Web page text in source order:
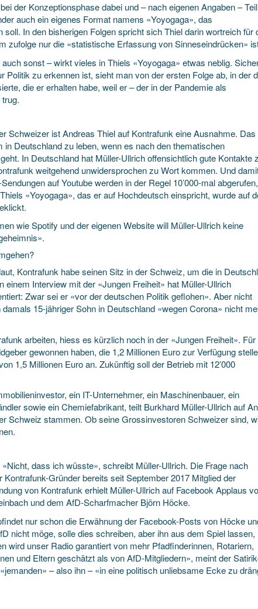
der Konzeptionsphase dabei und – nach eigenen Angaben –
auch ein eigenes Format namens «Yoyogaga», das
In den bisherigen Folgen spricht sich Thiel darin wortreich für
zufolge nur die «statistische Erfassung von Sinneseindrücken»
sonst – wirkt vieles in Thiels «Yoyogaga» etwas neblig.
Politik zu erkennen ist, sieht man von der ersten Folge ab, in der
die er erhalten habe, weil er – der in der Pandemie als
Schweizer ist Andreas Thiel auf Kontrafunk eine Ausnahme. Das
Deutschland zu leben, wenn es nach den thematischen
In Deutschland hat Müller-Ullrich offensichtlich gute Kontakte
weitgehend unwidersprochen zu Wort kommen. Und
auf Youtube werden in der Regel 10’000-mal
«Yoyogaga», das er auf Hochdeutsch einspricht, wurde auf
wie Spotify und der eigenen Website will Müller-Ullrich keine
Kontrafunk habe seinen Sitz in der Schweiz, um die in
einem Interview mit der «Jungen Freiheit» hat Müller-Ullrich
Zwar sei er «vor der deutschen Politik geflohen». Aber nicht
15-jähriger Sohn in Deutschland «wegen Corona» nicht
arbeiten, hiess es kürzlich noch in der «Jungen Freiheit». Für
gewonnen haben, die 1,2 Millionen Euro zur Verfügung
1,5 Millionen Euro an. Zukünftig soll der Betrieb mit 12’000
ein IT-Unternehmer, ein Maschinenbauer, ein
sowie ein Chemiefabrikant, teilt Burkhard Müller-Ullrich auf
Schweiz stammen. Ob seine Grossinvestoren Schweizer sind,
dass ich wüsste», schreibt Müller-Ullrich. Die Frage nach
Gründer bereits seit September 2017 Mitglied der
von Kontrafunk erhielt Müller-Ullrich auf Facebook Applaus
und dem AfD-Scharfmacher Björn Höcke.
nur schon die Erwähnung der Facebook-Posts von Höcke
nicht möge, solle dies schreiben, aber ihn aus dem Spiel lassen,
wird unser Radio garantiert von mehr Pfadfinderinnen, Rotariern,
und Eltern geschätzt als von AfD-Mitgliedern», meint der
– also ihn – «in eine politisch unliebsame Ecke zu